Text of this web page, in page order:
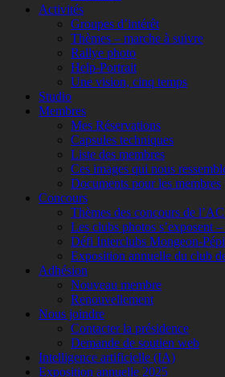
Activités
Groupes d’intérêt
Thèmes – marche à suivre
Rallye photo
Help-Portrait
Une vision, cinq temps
Studio
Membres
Mes Réservations
Capsules techniques
Liste des membres
Ces images qui nous
Documents pour les membres
Concours
Thèmes des concours de
Les clubs photos s’exposent
Défi Interclubs Mongeon-
Exposition annuelle du club
Adhésion
Nouveau membre
Renouvellement
Nous joindre
Contacter la présidence
Demande de soutien web
Intelligence artificielle (IA)
Exposition annuelle 2025